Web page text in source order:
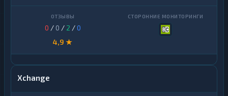
0 / 0 / 2 /0
4,9 ★
Xchange